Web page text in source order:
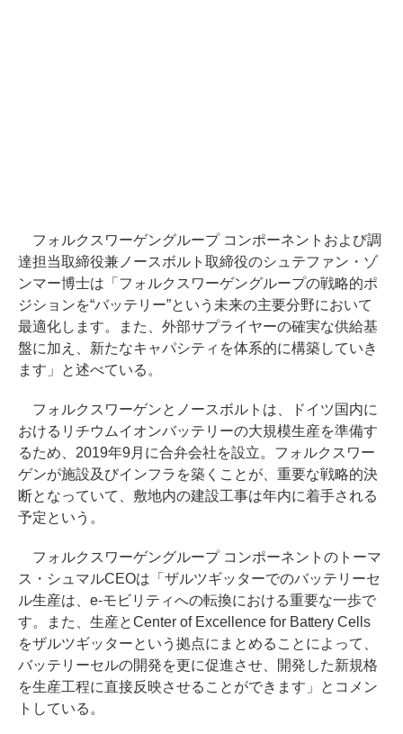
フォルクスワーゲングループ コンポーネントおよび調
達担当取締役兼ノースボルト取締役のシュテファン・ゾ
ンマー博士は「フォルクスワーゲングループの戦略的ポ
ジションを“バッテリー”という未来の主要分野において
最適化します。また、外部サプライヤーの確実な供給基
盤に加え、新たなキャパシティを体系的に構築していき
ます」と述べている。
フォルクスワーゲンとノースボルトは、ドイツ国内に
おけるリチウムイオンバッテリーの大規模生産を準備す
るため、2019年9月に合弁会社を設立。フォルクスワー
ゲンが施設及びインフラを築くことが、重要な戦略的決
断となっていて、敷地内の建設工事は年内に着手される
予定という。
フォルクスワーゲングループ コンポーネントのトーマ
ス・シュマルCEOは「ザルツギッターでのバッテリーセ
ル生産は、e-モビリティへの転換における重要な一歩で
す。また、生産とCenter of Excellence for Battery Cells
をザルツギッターという拠点にまとめることによって、
バッテリーセルの開発を更に促進させ、開発した新規格
を生産工程に直接反映させることができます」とコメン
トしている。